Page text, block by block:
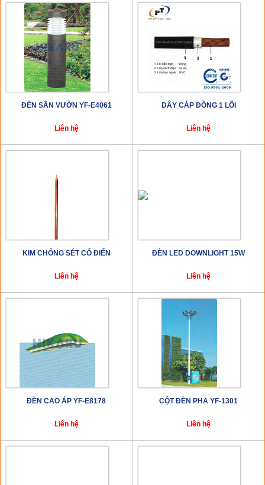
ĐÈN SÂN VƯỜN YF-E4061
Liên hệ
DÂY CÁP ĐỒNG 1 LÕI
Liên hệ
KIM CHỐNG SÉT CỔ ĐIỂN
Liên hệ
ĐÈN LED DOWNLIGHT 15W
Liên hệ
ĐÈN CAO ÁP YF-E8178
Liên hệ
CỘT ĐÈN PHA YF-1301
Liên hệ